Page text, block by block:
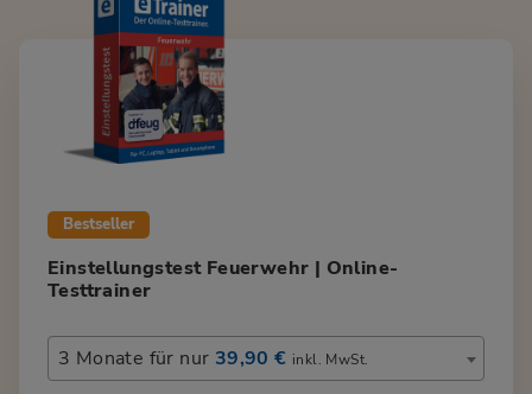
Bestseller
Einstellungstest Feuerwehr | Online-
Testtrainer
3 Monate für nur 39,90 € inkl. MwSt.